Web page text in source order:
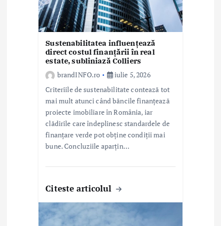
Sustenabilitatea influențează
direct costul finanțării în real
estate, subliniază Colliers
brandINFO.ro
iulie 5, 2026
Criteriile de sustenabilitate contează tot
mai mult atunci când băncile finanțează
proiecte imobiliare în România, iar
clădirile care îndeplinesc standardele de
finanțare verde pot obține condiții mai
bune. Concluziile aparțin…
Citeste articolul